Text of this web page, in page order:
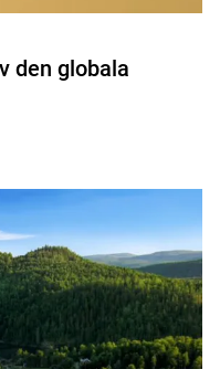
den globala